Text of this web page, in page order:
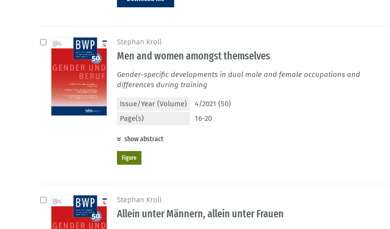
Stephan Kroll
Men and women amongst themselves
Gender-specific developments in dual male and female occupations and
differences during training
Issue/Year (Volume)
4/2021 (50)
Page(s)
16-20
show abstract
Figure
Stephan Kroll
Allein unter Männern, allein unter Frauen